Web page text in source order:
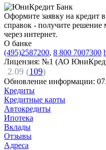
Оформите заявку на кредит
справок - получите
через интернет.
О банке
(495)2587200, 8 800 7007300
Лицензия: №1 (АО
2.09 (109)
Обновление информации:
Кредиты
Кредитные карты
Автокредиты
Ипотека
Вклады
Отзывы
Адреса